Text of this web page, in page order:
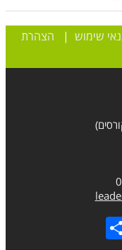
שימוש | הצהרת